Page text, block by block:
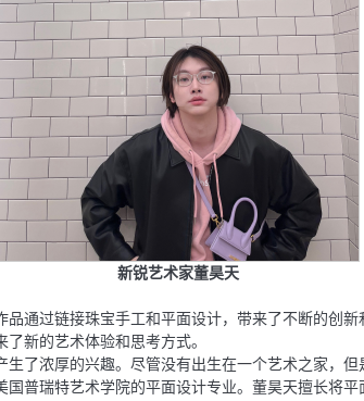
新锐艺术家董昊天
通过链接珠宝⼿⼯和平⾯设计，带来了不断的创
新的艺术体验和思考⽅式。
了浓厚的兴趣。尽管没有出⽣在⼀个艺术之家，
普瑞特艺术学院的平⾯设计专业。董昊天擅⻓将